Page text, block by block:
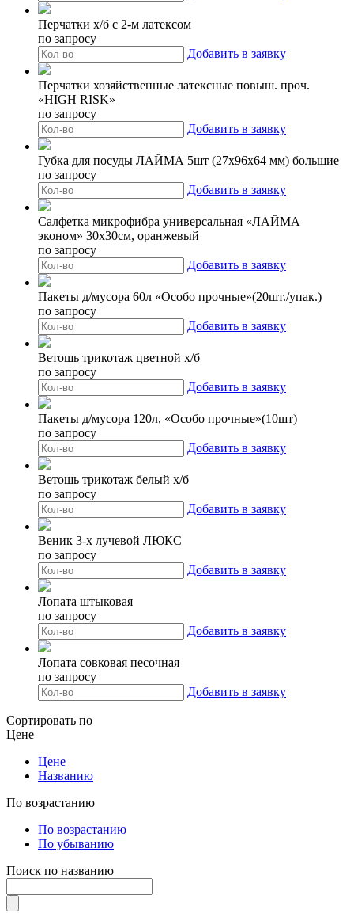
Перчатки х/б с 2-м латексом
по запросу
Добавить в заявку
Перчатки хозяйственные латексные повыш. проч.
«HIGH RISK»
по запросу
Добавить в заявку
Губка для посуды ЛАЙМА 5шт (27х96х64 мм) большие
по запросу
Добавить в заявку
Салфетка микрофибра универсальная «ЛАЙМА
эконом» 30х30см, оранжевый
по запросу
Добавить в заявку
Пакеты д/мусора 60л «Особо прочные»(20шт./упак.)
по запросу
Добавить в заявку
Ветошь трикотаж цветной х/б
по запросу
Добавить в заявку
Пакеты д/мусора 120л, «Особо прочные»(10шт)
по запросу
Добавить в заявку
Ветошь трикотаж белый х/б
по запросу
Добавить в заявку
Веник 3-х лучевой ЛЮКС
по запросу
Добавить в заявку
Лопата штыковая
по запросу
Добавить в заявку
Лопата совковая песочная
по запросу
Добавить в заявку
Сортировать по
Цене
Цене
Названию
По возрастанию
По возрастанию
По убыванию
Поиск по названию